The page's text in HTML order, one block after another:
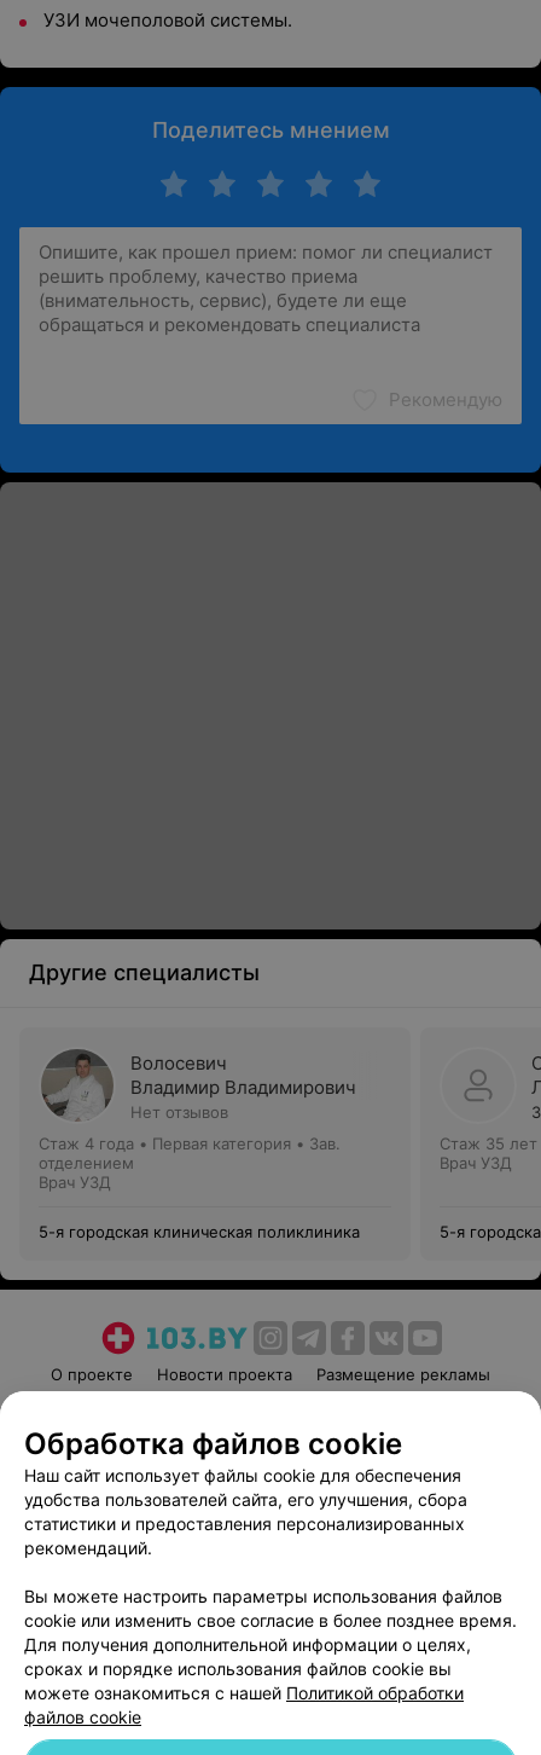
УЗИ мочеполовой системы.
Поделитесь мнением
Рекомендую
Другие специалисты
Волосевич
Владимир Владимирович
Нет отзывов
Стаж 4 года • Первая категория • Зав.
отделением
Врач УЗД
5-я городская клиническая поликлиника
Стаж 35 лет
Врач УЗД
5-я
О проекте Новости проекта
Размещение рекламы
Пользовательское соглашение
Способы оплаты
Вакансии
Партнеры
Написать руководителю 103.by
Обработка персональных данных
Обработка файлов cookie
Наш сайт использует файлы cookie для обеспечения
удобства пользователей сайта, его улучшения, сбора
статистики и предоставления персонализированных
рекомендаций.
Вы можете настроить параметры использования файлов
cookie или изменить свое согласие в более позднее время.
Для получения дополнительной информации о целях,
сроках и порядке использования файлов cookie вы
можете ознакомиться с нашей Политикой обработки
файлов cookie